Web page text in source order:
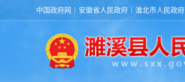
中国政府网 安徽省人民政府 淮北市人民政府